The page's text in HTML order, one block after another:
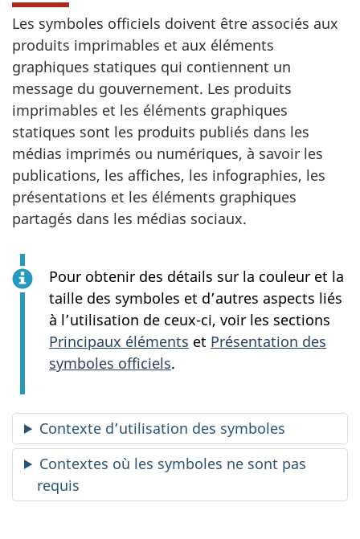
Les symboles officiels doivent être associés aux
produits imprimables et aux éléments
graphiques statiques qui contiennent un
message du gouvernement. Les produits
imprimables et les éléments graphiques
statiques sont les produits publiés dans les
médias imprimés ou numériques, à savoir les
publications, les affiches, les infographies, les
présentations et les éléments graphiques
partagés dans les médias sociaux.
Pour obtenir des détails sur la couleur et la
taille des symboles et d’autres aspects liés
à l’utilisation de ceux-ci, voir les sections
Principaux éléments et Présentation des
symboles officiels.
Contexte d’utilisation des symboles
Contextes où les symboles ne sont pas
requis